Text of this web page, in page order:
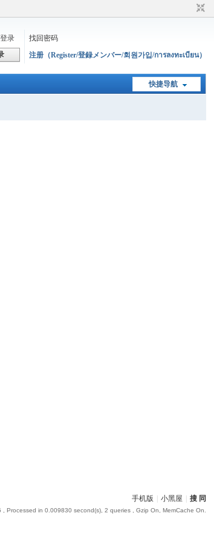
录
找回密码
注册（Register/登録メンバー/회원가입/การลงทะเบียน）
快捷导航
手机版 小黑屋 搜 同
, Processed in 0.009830 second(s), 2 queries , Gzip On, MemCache On.